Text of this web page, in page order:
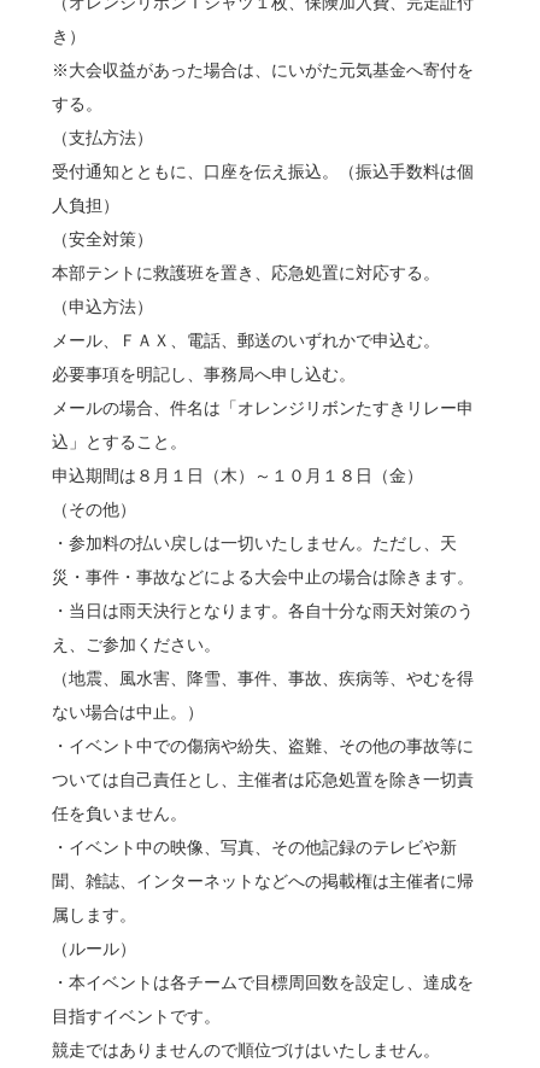
き）
※大会収益があった場合は、にいがた元気基金へ寄付を
する。
（支払方法）
受付通知とともに、口座を伝え振込。（振込手数料は個
人負担）
（安全対策）
本部テントに救護班を置き、応急処置に対応する。
（申込方法）
メール、ＦＡＸ、電話、郵送のいずれかで申込む。
必要事項を明記し、事務局へ申し込む。
メールの場合、件名は「オレンジリボンたすきリレー申
込」とすること。
申込期間は８月１日（木）～１０月１８日（金）
（その他）
・参加料の払い戻しは一切いたしません。ただし、天
災・事件・事故などによる大会中止の場合は除きます。
・当日は雨天決行となります。各自十分な雨天対策のう
え、ご参加ください。
（地震、風水害、降雪、事件、事故、疾病等、やむを得
ない場合は中止。）
・イベント中での傷病や紛失、盗難、その他の事故等に
ついては自己責任とし、主催者は応急処置を除き一切責
任を負いません。
・イベント中の映像、写真、その他記録のテレビや新
聞、雑誌、インターネットなどへの掲載権は主催者に帰
属します。
（ルール）
・本イベントは各チームで目標周回数を設定し、達成を
目指すイベントです。
競走ではありませんので順位づけはいたしません。